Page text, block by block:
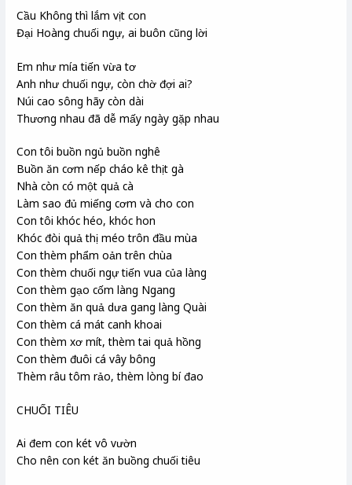
Cầu Không thì lắm vịt con
Đại Hoàng chuối ngự, ai buôn cũng lời
Em như mía tiến vừa tơ
Anh như chuối ngự, còn chờ đợi ai?
Núi cao sông hãy còn dài
Thương nhau đã dễ mấy ngày gặp nhau
Con tôi buồn ngủ buồn nghê
Buồn ăn cơm nếp cháo kê thịt gà
Nhà còn có một quả cà
Làm sao đủ miếng cơm và cho con
Con tôi khóc héo, khóc hon
Khóc đòi quả thị méo trôn đầu mùa
Con thèm phẩm oản trên chùa
Con thèm chuối ngự tiến vua của làng
Con thèm gạo cốm làng Ngang
Con thèm ăn quả dưa gang làng Quài
Con thèm cá mát canh khoai
Con thèm xơ mít, thèm tai quả hồng
Con thèm đuôi cá vây bông
Thèm râu tôm rảo, thèm lòng bí đao
CHUỐI TIÊU
Ai đem con két vô vườn
Cho nên con két ăn buồng chuối tiêu